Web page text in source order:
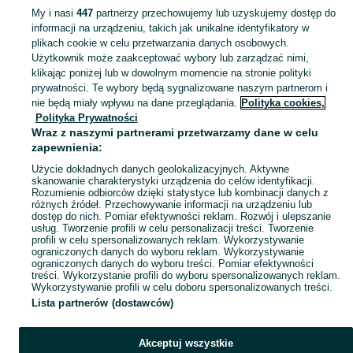
KATEGORIA
Sprzedaż domków ogrodowych Pruszcz Gdański ▶️ Szeroki wybór modeli, kolorów i materiałów ✅ Nowe i używane w atrakcyjnych cenach ☝ Sprawdź oferty na OLX.pl! Zobacz
Mapa kategorii
Mapa miejscowości
Mapa ministron
Popularne wyszukiwania
My i nasi 447partnerzy przechowujemy lub uzyskujemy dostęp do
informacji na urządzeniu, takich jak unikalne identyfikatory w
plikach cookie w celu przetwarzania danych osobowych.
Użytkownik może zaakceptować wybory lub zarządzać nimi,
klikając poniżej lub w dowolnym momencie na stronie polityki
prywatności. Te wybory będą sygnalizowane naszym partnerom i
nie będą miały wpływu na dane przeglądania. Polityka cookies,
Polityka Prywatności
Wraz z naszymi partnerami przetwarzamy dane w celu
zapewnienia:
Użycie dokładnych danych geolokalizacyjnych. Aktywne
skanowanie charakterystyki urządzenia do celów identyfikacji.
Rozumienie odbiorców dzięki statystyce lub kombinacji danych z
różnych źródeł. Przechowywanie informacji na urządzeniu lub
dostęp do nich. Pomiar efektywności reklam. Rozwój i ulepszanie
usług. Tworzenie profili w celu personalizacji treści. Tworzenie
profili w celu spersonalizowanych reklam. Wykorzystywanie
ograniczonych danych do wyboru reklam. Wykorzystywanie
ograniczonych danych do wyboru treści. Pomiar efektywności
treści. Wykorzystanie profili do wyboru spersonalizowanych reklam.
Wykorzystywanie profili w celu doboru spersonalizowanych treści.
Lista partnerów (dostawców)
Akceptuj wszystkie